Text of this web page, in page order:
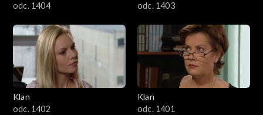
odc. 1404
odc. 1403
Klan
odc. 1402
Klan
odc. 1401